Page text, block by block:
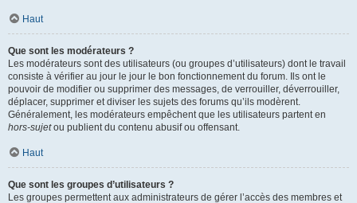
Haut
Que sont les modérateurs ?
Les modérateurs sont des utilisateurs (ou groupes d’utilisateurs) dont le travail
consiste à vérifier au jour le jour le bon fonctionnement du forum. Ils ont le
pouvoir de modifier ou supprimer des messages, de verrouiller, déverrouiller,
déplacer, supprimer et diviser les sujets des forums qu’ils modèrent.
Généralement, les modérateurs empêchent que les utilisateurs partent en
hors-sujetou publient du contenu abusif ou offensant.
Haut
Que sont les groupes d’utilisateurs ?
Les groupes permettent aux administrateurs de gérer l’accès des membres et